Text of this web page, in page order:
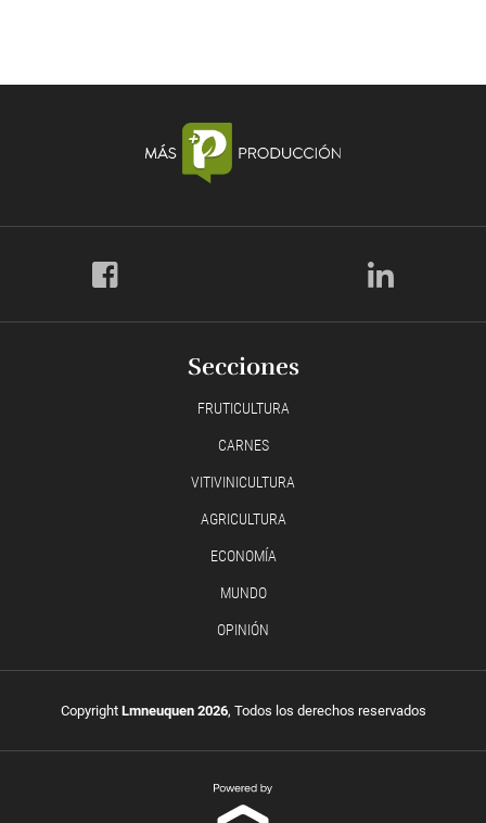
Secciones
FRUTICULTURA
CARNES
VITIVINICULTURA
AGRICULTURA
ECONOMÍA
MUNDO
OPINIÓN
Copyright Lmneuquen 2026, Todos los derechos reservados